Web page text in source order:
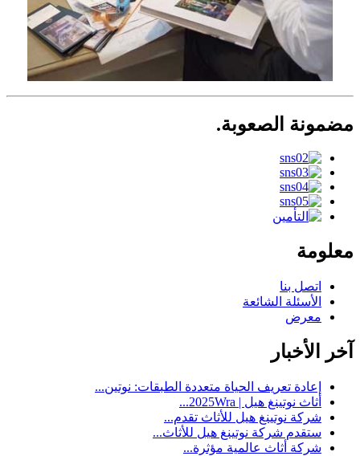
مضمونة الصعوبة.
معلومة
اتصل بنا
الأسئلة الشائعة
معرض
آخر الأخبار
إعادة تعريف الحياة متعددة الطبقات: نوتين...
أثاث نوتينغ هيل | 2025Wra...
شركة نوتينغ هيل للأثاث تقدم...
ستقدم شركة نوتينغ هيل للأثاث...
شركة أثاث عالمية مؤثرة...